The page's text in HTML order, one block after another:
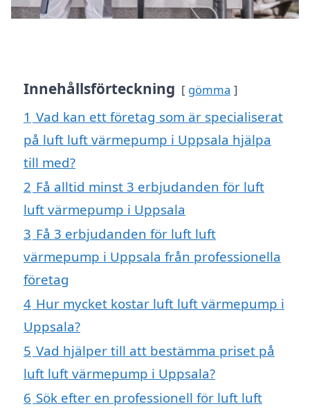
Innehållsförteckning gömma
1 Vad kan ett företag som är specialiserat
på luft luft värmepump i Uppsala hjälpa
till med?
2 Få alltid minst 3 erbjudanden för luft
luft värmepump i Uppsala
3 Få 3 erbjudanden för luft luft
värmepump i Uppsala från professionella
företag
4 Hur mycket kostar luft luft värmepump i
Uppsala?
5 Vad hjälper till att bestämma priset på
luft luft värmepump i Uppsala?
6 Sök efter en professionell för luft luft